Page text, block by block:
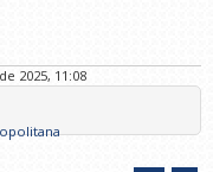
2025, 11:08